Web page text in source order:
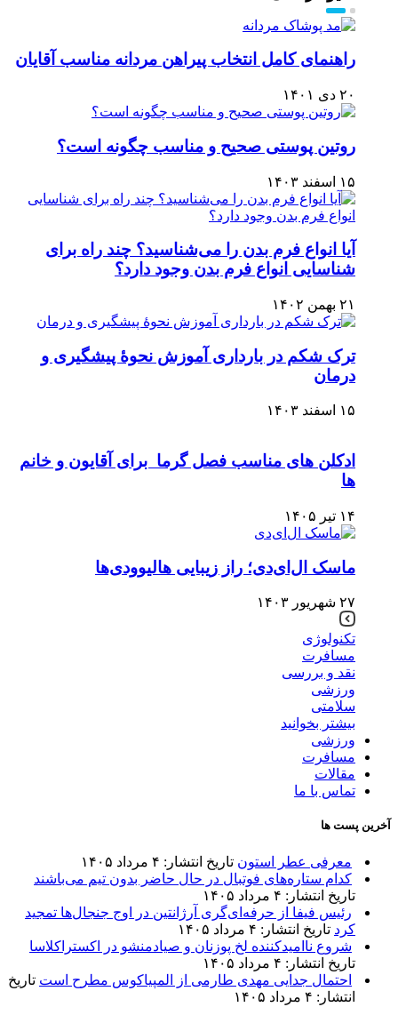
راهنمای کامل انتخاب پیراهن مردانه مناسب آقایان
۲۰ دی ۱۴۰۱
روتین پوستی صحیح و مناسب چگونه است؟
۱۵ اسفند ۱۴۰۳
آیا انواع فرم بدن را می‌شناسید؟ چند راه برای
شناسایی انواع فرم بدن وجود دارد؟
۲۱ بهمن ۱۴۰۲
ترک شکم در بارداری آموزش نحوۀ پیشگیری و
درمان
۱۵ اسفند ۱۴۰۳
ادکلن های مناسب فصل گرما برای آقایون و خانم
ها
۱۴ تیر ۱۴۰۵
ماسک ال‌ای‌دی؛ راز زیبایی هالیوودی‌ها
۲۷ شهریور ۱۴۰۳
تکنولوژی
مسافرت
نقد و بررسی
ورزشی
سلامتی
بیشتر بخوانید
ورزشی
مسافرت
مقالات
تماس با ما
آخرین پست ها
معرفی عطر استون تاریخ انتشار: ۴ مرداد ۱۴۰۵
کدام ستاره‌های فوتبال در حال حاضر بدون تیم می‌باشند
تاریخ انتشار: ۴ مرداد ۱۴۰۵
رئیس فیفا از حرفه‌ای‌گری آرژانتین در اوج جنجال‌ها تمجید
کرد تاریخ انتشار: ۴ مرداد ۱۴۰۵
شروع ناامیدکننده لخ پوزنان و صیادمنشو در اکستراکلاسا
تاریخ انتشار: ۴ مرداد ۱۴۰۵
احتمال جدایی مهدی طارمی از المپیاکوس مطرح است تاریخ
انتشار: ۴ مرداد ۱۴۰۵